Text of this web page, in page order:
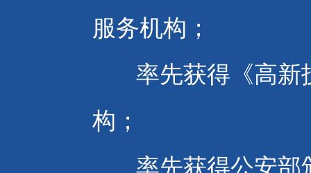
服务机构；
率先获得《高新
构；
率先获得公安部